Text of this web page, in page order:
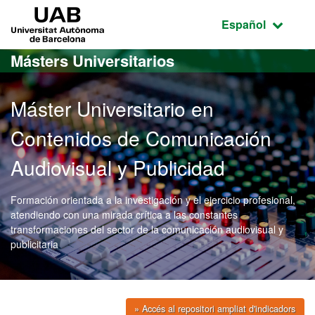
Acceso al contenido principal
Acceso a la navegación de la página
Idioma
Español
Másters Universitarios
Máster Universitario en
Contenidos de Comunicación
Audiovisual y Publicidad
Formación orientada a la investigación y el ejercicio profesional,
atendiendo con una mirada crítica a las constantes
transformaciones del sector de la comunicación audiovisual y
publicitaria
» Accés al repositori ampliat d'indicadors